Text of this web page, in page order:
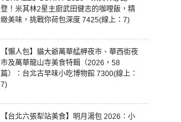
登！米其林2星主廚武田健志的咖哩飯，精
緻美味，挑戰你荷包深度 7425(線上：7)
【懶人包】貓大爺萬華艋舺夜市、華西街夜
市及萬華龍山寺美食特輯（2026，58
篇）：台北古早味小吃博物館 7300(線上：
7)
【台北六張犁站美食】明月湯包 2026：小